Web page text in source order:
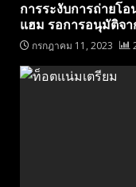
การระงับการถ่ายโ
แฮม รอการอนุมัติจา
กรกฎาคม 11, 2023